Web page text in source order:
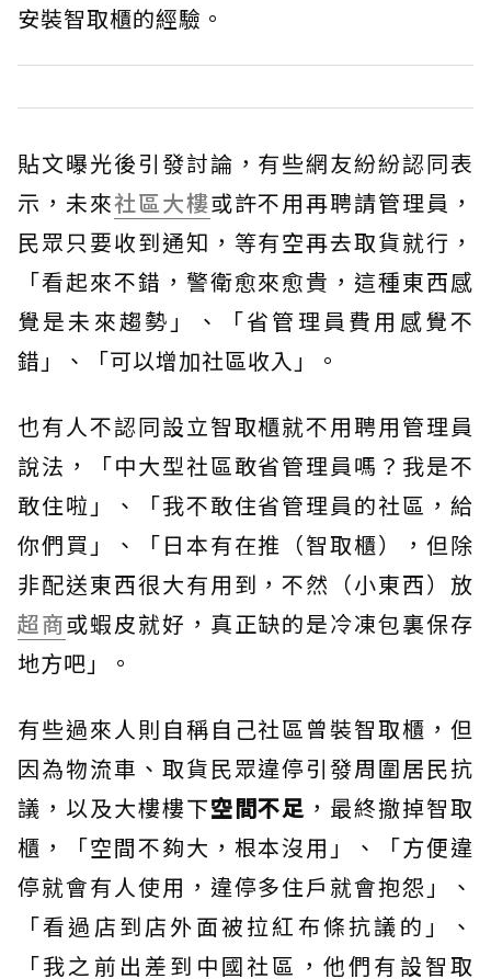
安裝智取櫃的經驗。
貼文曝光後引發討論，有些網友紛紛認同表
示，未來社區大樓或許不用再聘請管理員，
民眾只要收到通知，等有空再去取貨就行，
「看起來不錯，警衛愈來愈貴，這種東西感
覺是未來趨勢」、「省管理員費用感覺不
錯」、「可以增加社區收入」。
也有人不認同設立智取櫃就不用聘用管理員
說法，「中大型社區敢省管理員嗎？我是不
敢住啦」、「我不敢住省管理員的社區，給
你們買」、「日本有在推（智取櫃），但除
非配送東西很大有用到，不然（小東西）放
超商或蝦皮就好，真正缺的是冷凍包裏保存
地方吧」。
有些過來人則自稱自己社區曾裝智取櫃，但
因為物流車、取貨民眾違停引發周圍居民抗
議，以及大樓樓下空間不足 ，最終撤掉智取
櫃，「空間不夠大，根本沒用」、「方便違
停就會有人使用，違停多住戶就會抱怨」、
「看過店到店外面被拉紅布條抗議的」、
「我之前出差到中國社區，他們有設智取